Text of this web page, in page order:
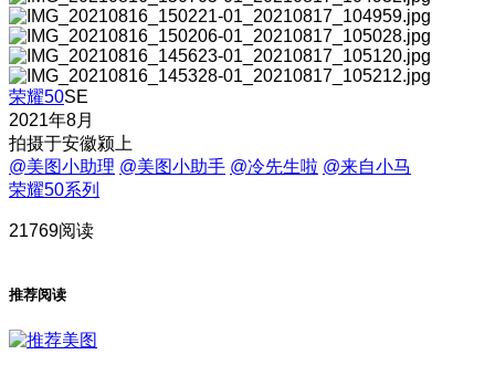
荣耀50SE
2021年8月
拍摄于安徽颍上
@美图小助理 @美图小助手 @冷先生啦 @来自小马
荣耀50系列
21769阅读
推荐阅读